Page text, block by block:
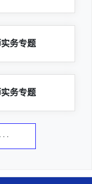
务专题
务专题
·